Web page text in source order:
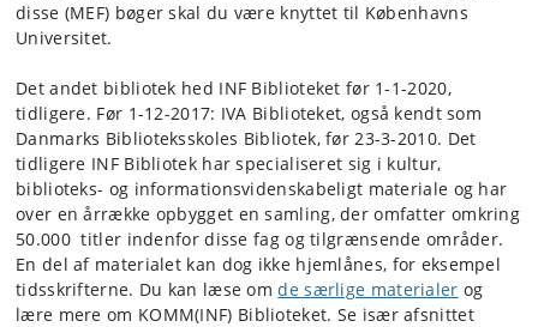
disse (MEF) bøger skal du være knyttet til Københavns
Universitet.
Det andet bibliotek hed INF Biblioteket før 1-1-2020,
tidligere. Før 1-12-2017: IVA Biblioteket, også kendt som
Danmarks Biblioteksskoles Bibliotek, før 23-3-2010. Det
tidligere INF Bibliotek har specialiseret sig i kultur,
biblioteks- og informationsvidenskabeligt materiale og har
over en årrække opbygget en samling, der omfatter omkring
50.000 titler indenfor disse fag og tilgrænsende områder.
En del af materialet kan dog ikke hjemlånes, for eksempel
tidsskrifterne. Du kan læse omde særlige materialer og
lære mere om KOMM(INF) Biblioteket. Se især afsnittet